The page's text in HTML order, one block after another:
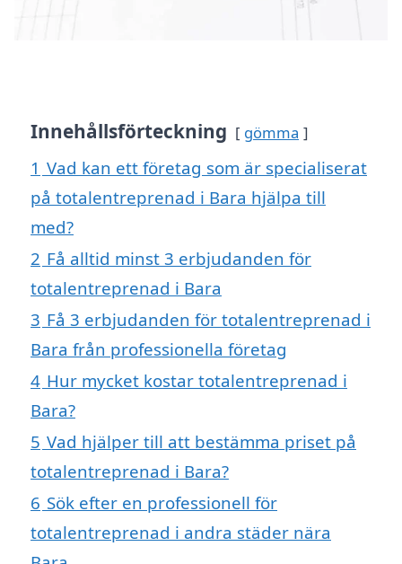
Innehållsförteckning gömma
1 Vad kan ett företag som är specialiserat
på totalentreprenad i Bara hjälpa till
med?
2 Få alltid minst 3 erbjudanden för
totalentreprenad i Bara
3 Få 3 erbjudanden för totalentreprenad i
Bara från professionella företag
4 Hur mycket kostar totalentreprenad i
Bara?
5 Vad hjälper till att bestämma priset på
totalentreprenad i Bara?
6 Sök efter en professionell för
totalentreprenad i andra städer nära